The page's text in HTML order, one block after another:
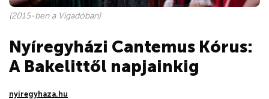
(2015-ben a Vigadóban)
Nyíregyházi Cantemus Kórus:
A Bakelittől napjainkig
nyiregyhaza.hu